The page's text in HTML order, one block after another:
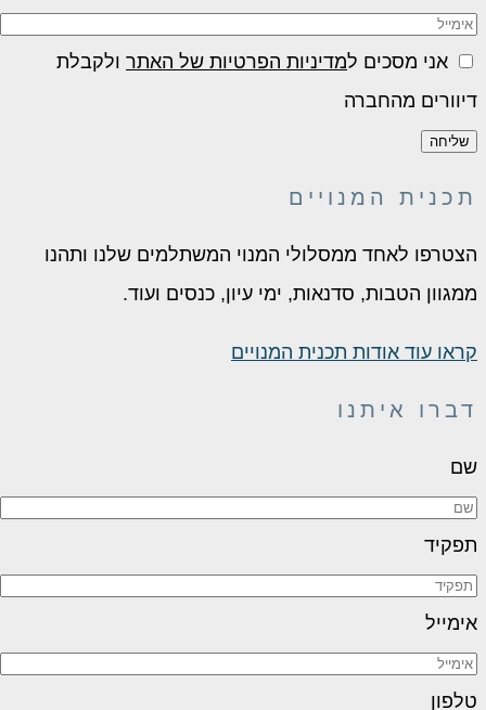
אני מסכים למדיניות הפרטיות של האתר ולקבלת
דיוורים מהחברה
שליחה
תכנית המנויים
הצטרפו לאחד ממסלולי המנוי המשתלמים שלנו ותהנו
ממגוון הטבות, סדנאות, ימי עיון, כנסים ועוד.
קראו עוד אודות תכנית המנויים
דברו איתנו
שם
תפקיד
אימייל
טלפון